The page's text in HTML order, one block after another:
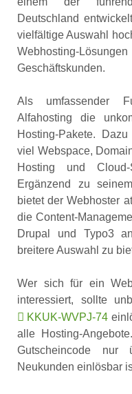
Deutschland
vielfältige Auswahl
Webhosting-
Geschäftskunden.
Als umfassender
Alfahosting die
Hosting-Pakete.
viel Webspace,
Hosting und Cloud-
Ergänzend zu
bietet der Webhoster
die Content-
Drupal und Typo3
breitere Auswahl zu
Wer sich für ein
interessiert, sollte
KKUK-WVPJ-74
alle Hosting-
Gutscheincode nur
Neukunden einlösbar